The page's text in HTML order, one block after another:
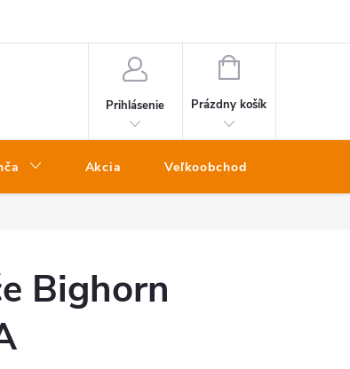
Prihlásenie
NÁKUPNÝ
Prázdny košík
Akcia Veľkoobchod
Bighorn